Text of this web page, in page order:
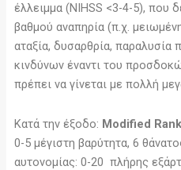
έλλειμμα (NIHSS <3-4-5), που
βαθμού αναπηρία (π.χ.
αταξία, δυσαρθρία,
κινδύνων έναντι του
πρέπει να γίνεται με πολλή
Κατά την έξοδο: Modified
0-5 μέγιστη βαρύτητα, 6
αυτονομίας: 0-20 πλήρης